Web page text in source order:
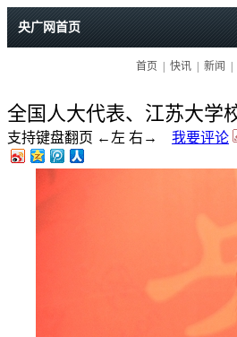
全国人大代表、江苏大学
支持键盘翻页 ←左 右→ 我要评论